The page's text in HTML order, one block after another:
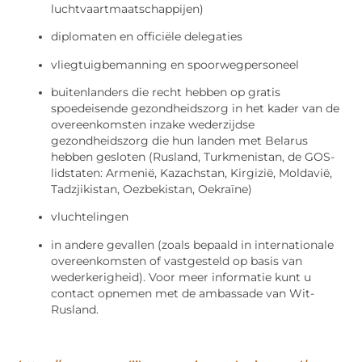
luchtvaartmaatschappijen)
diplomaten en officiële delegaties
vliegtuigbemanning en spoorwegpersoneel
buitenlanders die recht hebben op gratis
spoedeisende gezondheidszorg in het kader van de
overeenkomsten inzake wederzijdse
gezondheidszorg die hun landen met Belarus
hebben gesloten (Rusland, Turkmenistan, de GOS-
lidstaten: Armenië, Kazachstan, Kirgizië, Moldavië,
Tadzjikistan, Oezbekistan, Oekraïne)
vluchtelingen
in andere gevallen (zoals bepaald in internationale
overeenkomsten of vastgesteld op basis van
wederkerigheid). Voor meer informatie kunt u
contact opnemen met de ambassade van Wit-
Rusland.